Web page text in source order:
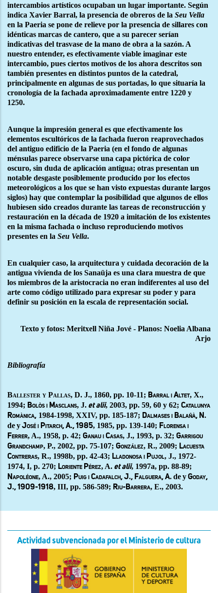
intercambios artísticos ocupaban un lugar importante. Según
indica Xavier Barral, la presencia de obreros de la Seu Vella
en la Paeria se pone de relieve por la presencia de sillares con
idénticas marcas de cantero, que a su parecer serían
indicativas del trasvase de la mano de obra a la sazón. A
nuestro entender, es efectivamente viable imaginar este
intercambio, pues ciertos motivos de los ahora descritos son
también presentes en distintos puntos de la catedral,
principalmente en algunas de sus portadas, lo que situaría la
cronología de la fachada aproximadamente entre 1220 y
1250.
Aunque la impresión general es que efectivamente los
elementos escultóricos de la fachada fueron reaprovechados
del antiguo edificio de la Paeria (en el fondo de algunas
ménsulas parece observarse una capa pictórica de color
oscuro, sin duda de aplicación antigua; otras presentan un
notable desgaste posiblemente producido por los efectos
meteorológicos a los que se han visto expuestas durante largos
siglos) hay que contemplar la posibilidad que algunos de ellos
hubiesen sido creados durante las tareas de reconstrucción y
restauración en la década de 1920 a imitación de los existentes
en la misma fachada o incluso reproduciendo motivos
presentes en la Seu Vella.
En cualquier caso, la arquitectura y cuidada decoración de la
antigua vivienda de los Sanaüja es una clara muestra de que
los miembros de la aristocracia no eran indiferentes al uso del
arte como código utilizado para expresar su poder y para
definir su posición en la escala de representación social.
Texto y fotos: Meritxell Niña Jové - Planos: Noelia Albana
Arjo
Bibliografía
Ballester y Pallas, D. J., 1860, pp. 10-11; Barral i Altet, X.,
1994; Bolòs i Masclans, J. et alii, 2003, pp. 59, 60 y 62; Catalunya
Romànica, 1984-1998, XXIV, pp. 185-187; Dalmases i Balañà, N.
deyJosé i Pitarch, A., 1985, 1985, pp. 139-140; Florensa i
Ferrer, A., 1958, p. 42; Ganau i Casas, J., 1993, p. 32; Garrigou
Grandchamp, P., 2002, pp. 75-107; González, R., 2009; Lacuesta
Contreras, R., 1998b, pp. 42-43; Lladonosa i Pujol, J., 1972-
1974, I, p. 270; Loriente Pérez, A. et alii, 1997a, pp. 88-89;
Napoléone, A., 2005; Puig i Cadafalch, J., Falguera, A.deyGoday,
J., 1909-1918, III, pp. 586-589; Riu-Barrera, E., 2003.
Actividad subvencionada por el Ministerio de cultura